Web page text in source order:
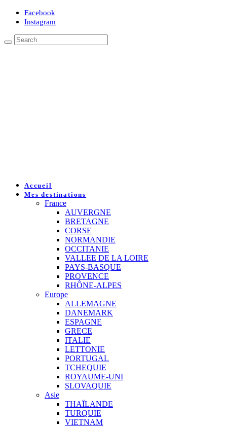
Facebook
Instagram
Accueil
Mes destinations
France
AUVERGNE
BRETAGNE
CORSE
NORMANDIE
OCCITANIE
VALLEE DE LA LOIRE
PAYS-BASQUE
PROVENCE
RHÔNE-ALPES
Europe
ALLEMAGNE
DANEMARK
ESPAGNE
GRECE
ITALIE
LETTONIE
PORTUGAL
TCHEQUIE
ROYAUME-UNI
SLOVAQUIE
Asie
THAÏLANDE
TURQUIE
VIETNAM